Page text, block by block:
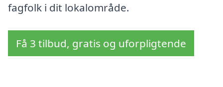
fagfolk i dit lokalområde.
Få 3 tilbud, gratis og uforpligtende